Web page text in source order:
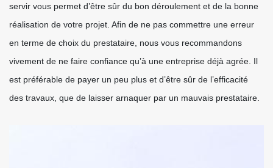
servir vous permet d’être sûr du bon déroulement et de la bonne
réalisation de votre projet. Afin de ne pas commettre une erreur
en terme de choix du prestataire, nous vous recommandons
vivement de ne faire confiance qu’à une entreprise déjà agrée. Il
est préférable de payer un peu plus et d’être sûr de l’efficacité
des travaux, que de laisser arnaquer par un mauvais prestataire.